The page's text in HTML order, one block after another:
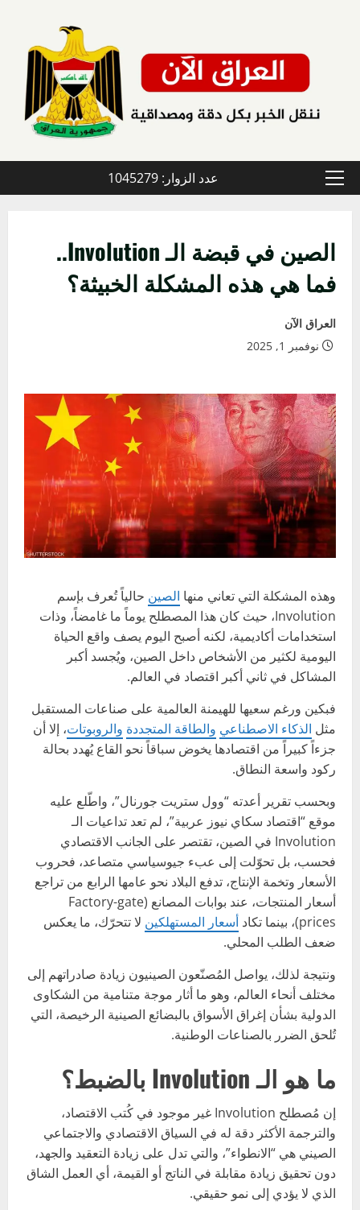
القائمة
عدد الزوار: 1045279
الصين في قبضة الـ Involution..
فما هي هذه المشكلة الخبيثة؟
العراق الآن
نوفمبر 1, 2025
وهذه المشكلة التي تعاني منها الصين حالياً تُعرف بإسم
Involution، حيث كان هذا المصطلح يوماً ما غامضاً، وذات
استخدامات أكاديمية، لكنه أصبح اليوم يصف واقع الحياة
اليومية لكثير من الأشخاص داخل الصين، ويُجسد أكبر
المشاكل في ثاني أكبر اقتصاد في العالم.
فبكين ورغم سعيها للهيمنة العالمية على صناعات المستقبل
مثل الذكاء الاصطناعي والطاقة المتجددة والروبوتات، إلا أن
جزءاً كبيراً من اقتصادها يخوض سباقاً نحو القاع يُهدد بحالة
ركود واسعة النطاق.
وبحسب تقرير أعدته “وول ستريت جورنال”، واطّلع عليه
موقع “اقتصاد سكاي نيوز عربية”، لم تعد تداعيات الـ
Involution في الصين، تقتصر على الجانب الاقتصادي
فحسب، بل تحوّلت إلى عبء جيوسياسي متصاعد، فحروب
الأسعار وتخمة الإنتاج، تدفع البلاد نحو عامها الرابع من تراجع
أسعار المنتجات، عند بوابات المصانع (Factory-gate
prices)، بينما تكاد
أسعار المستهلكين لا تتحرّك، ما يعكس
ضعف الطلب المحلي.
ونتيجة لذلك، يواصل المُصنّعون الصينيون زيادة صادراتهم إلى
مختلف أنحاء العالم، وهو ما أثار موجة متنامية من الشكاوى
الدولية بشأن إغراق الأسواق بالبضائع الصينية الرخيصة، التي
تُلحق الضرر بالصناعات الوطنية.
ما هو الـ Involution بالضبط؟
إن مُصطلح Involution غير موجود في كُتب الاقتصاد،
والترجمة الأكثر دقة له في السياق الاقتصادي والاجتماعي
الصيني هي “الانطواء”، والتي تدل على زيادة التعقيد والجهد،
دون تحقيق زيادة مقابلة في الناتج أو القيمة، أي العمل الشاق
الذي لا يؤدي إلى نمو حقيقي.